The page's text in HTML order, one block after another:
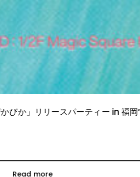
ぴか」リリースパーティー in 福岡”
Read more